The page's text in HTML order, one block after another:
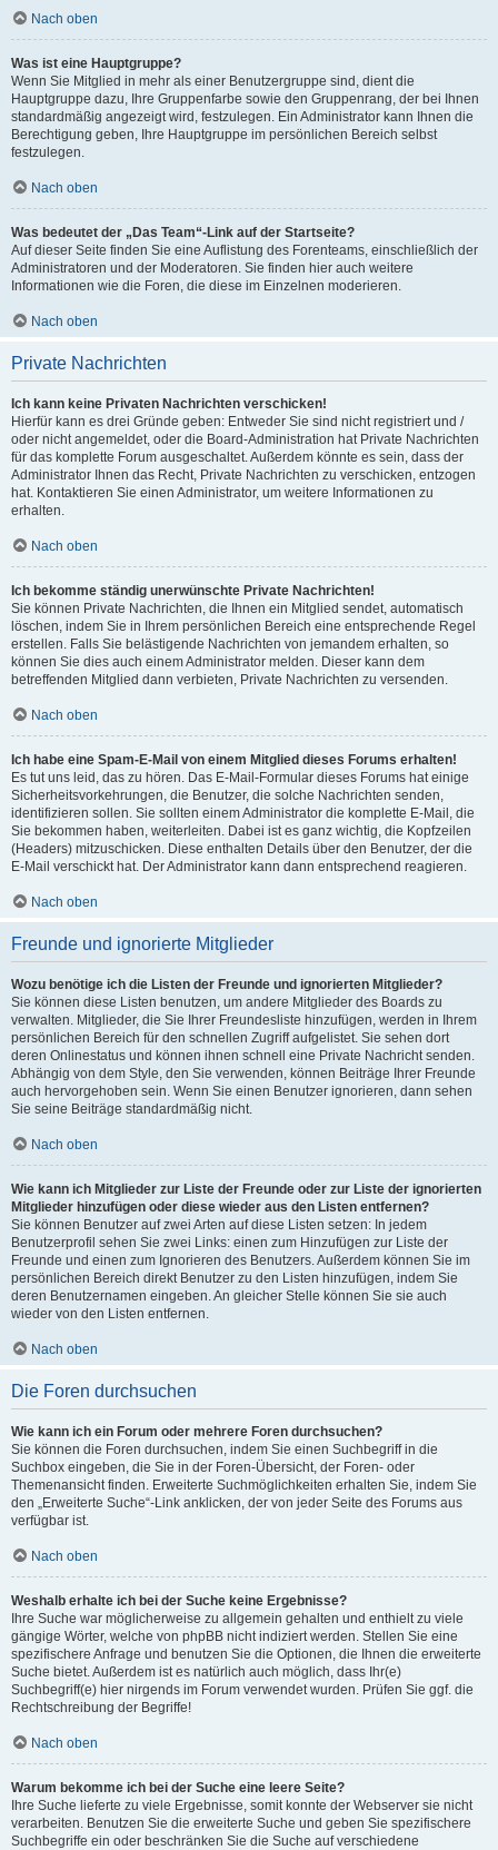
Nach oben
Was ist eine Hauptgruppe?
Wenn Sie Mitglied in mehr als einer Benutzergruppe sind, dient die
Hauptgruppe dazu, Ihre Gruppenfarbe sowie den Gruppenrang, der bei Ihnen
standardmäßig angezeigt wird, festzulegen. Ein Administrator kann Ihnen die
Berechtigung geben, Ihre Hauptgruppe im persönlichen Bereich selbst
festzulegen.
Nach oben
Was bedeutet der „Das Team“-Link auf der Startseite?
Auf dieser Seite finden Sie eine Auflistung des Forenteams, einschließlich der
Administratoren und der Moderatoren. Sie finden hier auch weitere
Informationen wie die Foren, die diese im Einzelnen moderieren.
Nach oben
Private Nachrichten
Ich kann keine Privaten Nachrichten verschicken!
Hierfür kann es drei Gründe geben: Entweder Sie sind nicht registriert und /
oder nicht angemeldet, oder die Board-Administration hat Private Nachrichten
für das komplette Forum ausgeschaltet. Außerdem könnte es sein, dass der
Administrator Ihnen das Recht, Private Nachrichten zu verschicken, entzogen
hat. Kontaktieren Sie einen Administrator, um weitere Informationen zu
erhalten.
Nach oben
Ich bekomme ständig unerwünschte Private Nachrichten!
Sie können Private Nachrichten, die Ihnen ein Mitglied sendet, automatisch
löschen, indem Sie in Ihrem persönlichen Bereich eine entsprechende Regel
erstellen. Falls Sie belästigende Nachrichten von jemandem erhalten, so
können Sie dies auch einem Administrator melden. Dieser kann dem
betreffenden Mitglied dann verbieten, Private Nachrichten zu versenden.
Nach oben
Ich habe eine Spam-E-Mail von einem Mitglied dieses Forums erhalten!
Es tut uns leid, das zu hören. Das E-Mail-Formular dieses Forums hat einige
Sicherheitsvorkehrungen, die Benutzer, die solche Nachrichten senden,
identifizieren sollen. Sie sollten einem Administrator die komplette E-Mail, die
Sie bekommen haben, weiterleiten. Dabei ist es ganz wichtig, die Kopfzeilen
(Headers) mitzuschicken. Diese enthalten Details über den Benutzer, der die
E-Mail verschickt hat. Der Administrator kann dann entsprechend reagieren.
Nach oben
Freunde und ignorierte Mitglieder
Wozu benötige ich die Listen der Freunde und ignorierten Mitglieder?
Sie können diese Listen benutzen, um andere Mitglieder des Boards zu
verwalten. Mitglieder, die Sie Ihrer Freundesliste hinzufügen, werden in Ihrem
persönlichen Bereich für den schnellen Zugriff aufgelistet. Sie sehen dort
deren Onlinestatus und können ihnen schnell eine Private Nachricht senden.
Abhängig von dem Style, den Sie verwenden, können Beiträge Ihrer Freunde
auch hervorgehoben sein. Wenn Sie einen Benutzer ignorieren, dann sehen
Sie seine Beiträge standardmäßig nicht.
Nach oben
Wie kann ich Mitglieder zur Liste der Freunde oder zur Liste der ignorierten
Mitglieder hinzufügen oder diese wieder aus den Listen entfernen?
Sie können Benutzer auf zwei Arten auf diese Listen setzen: In jedem
Benutzerprofil sehen Sie zwei Links: einen zum Hinzufügen zur Liste der
Freunde und einen zum Ignorieren des Benutzers. Außerdem können Sie im
persönlichen Bereich direkt Benutzer zu den Listen hinzufügen, indem Sie
deren Benutzernamen eingeben. An gleicher Stelle können Sie sie auch
wieder von den Listen entfernen.
Nach oben
Die Foren durchsuchen
Wie kann ich ein Forum oder mehrere Foren durchsuchen?
Sie können die Foren durchsuchen, indem Sie einen Suchbegriff in die
Suchbox eingeben, die Sie in der Foren-Übersicht, der Foren- oder
Themenansicht finden. Erweiterte Suchmöglichkeiten erhalten Sie, indem Sie
den „Erweiterte Suche“-Link anklicken, der von jeder Seite des Forums aus
verfügbar ist.
Nach oben
Weshalb erhalte ich bei der Suche keine Ergebnisse?
Ihre Suche war möglicherweise zu allgemein gehalten und enthielt zu viele
gängige Wörter, welche von phpBB nicht indiziert werden. Stellen Sie eine
spezifischere Anfrage und benutzen Sie die Optionen, die Ihnen die erweiterte
Suche bietet. Außerdem ist es natürlich auch möglich, dass Ihr(e)
Suchbegriff(e) hier nirgends im Forum verwendet wurden. Prüfen Sie ggf. die
Rechtschreibung der Begriffe!
Nach oben
Warum bekomme ich bei der Suche eine leere Seite?
Ihre Suche lieferte zu viele Ergebnisse, somit konnte der Webserver sie nicht
verarbeiten. Benutzen Sie die erweiterte Suche und geben Sie spezifischere
Suchbegriffe ein oder beschränken Sie die Suche auf verschiedene